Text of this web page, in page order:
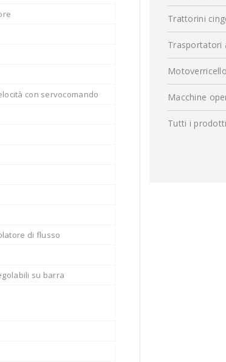
con servocomando
di flusso
su barra
Trattorini
Trasportatori
Motoverricello
Macchine
Tutti i prodotti